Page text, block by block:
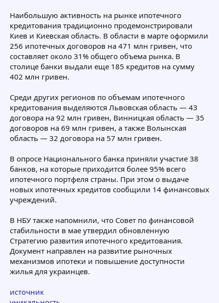
Наибольшую активность на рынке ипотечного
кредитования традиционно продемонстрировали
Киев и Киевская область. В области в марте оформили
256 ипотечных договоров на 471 млн гривен, что
составляет около 31% общего объема рынка. В
столице банки выдали еще 185 кредитов на сумму
402 млн гривен.
Среди других регионов по объемам ипотечного
кредитования выделяются Львовская область — 43
договора на 92 млн гривен, Винницкая область — 35
договоров на 69 млн гривен, а также Волынская
область — 32 договора на 57 млн гривен.
В опросе Национального банка приняли участие 38
банков, на которые приходится более 95% всего
ипотечного портфеля страны. При этом о выдаче
новых ипотечных кредитов сообщили 14 финансовых
учреждений.
В НБУ также напомнили, что Совет по финансовой
стабильности в мае утвердил обновленную
Стратегию развития ипотечного кредитования.
Документ направлен на развитие рыночных
механизмов ипотеки и повышение доступности
жилья для украинцев.
источник